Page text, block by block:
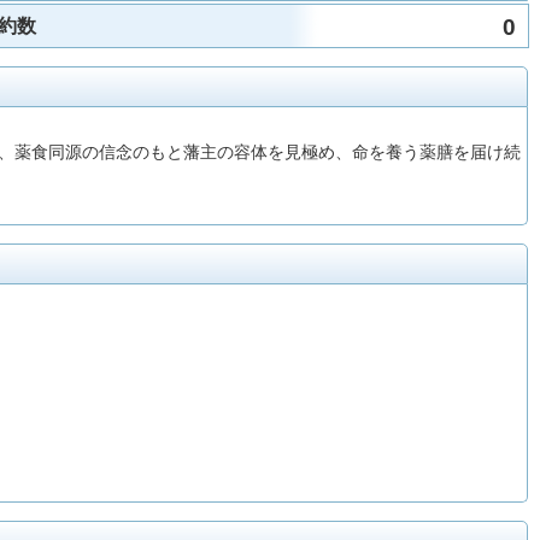
数 0
食同源の信念のもと藩主の容体を見極め、命を養う薬膳を届け続